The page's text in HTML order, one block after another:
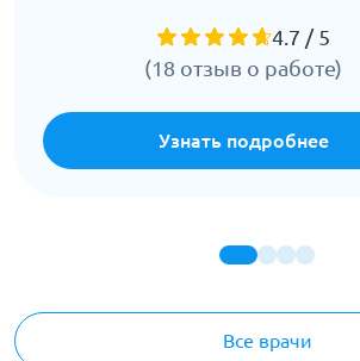
Все врачи
4.7 / 5
(18 отзыв о работе)
Узнать подробнее